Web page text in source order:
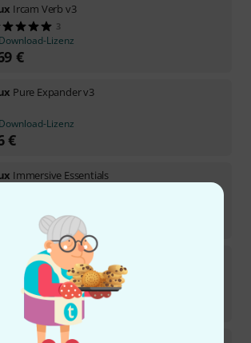
Ircam Verb v3
3
Download-Lizenz
€
Pure Expander v3
Download-Lizenz
€
Immersive Essentials
Pure DExpander v3
Download-Lizenz